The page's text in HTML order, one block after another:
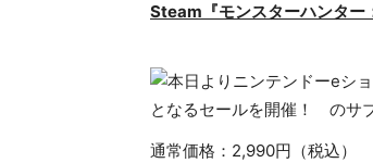
Steam 『モンスターハンター
通常価格：2,990円（税込）